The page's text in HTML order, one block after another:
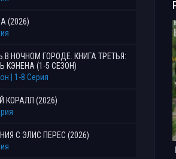
(2026)
В НОЧНОМ ГОРОДЕ. КНИГА ТРЕТЬЯ:
КЭНЕНА (1-5 СЕЗОН)
| 1-8 Серия
КОРАЛЛ (2026)
С ЭЛИС ПЕРЕС (2026)